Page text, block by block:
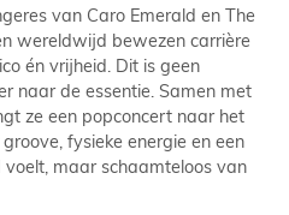
van Caro Emerald en The
wereldwijd bewezen carrière
én vrijheid. Dit is geen
naar de essentie. Samen met
ze een popconcert naar het
fysieke energie en een
maar schaamteloos van